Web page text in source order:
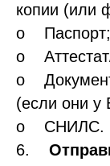
копии (или
o Паспорт;
o
o
(если они у
o СНИЛС.
6.